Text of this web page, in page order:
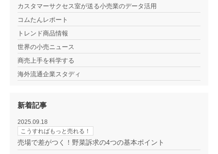
カスタマーサクセス室が送る小売業のデータ活用
コムたんレポート
トレンド商品情報
世界の小売ニュース
商売上手を科学する
海外流通企業スタディ
新着記事
2025.09.18
こうすればもっと売れる！
売場で差がつく！野菜訴求の4つの基本ポイント